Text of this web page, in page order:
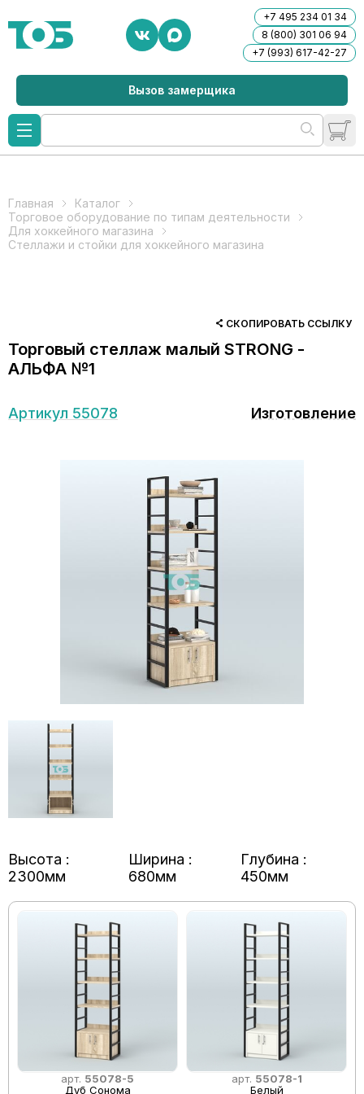
+7 495 234 01 34
8 (800) 301 06 94
+7 (993) 617-42-27
Вызов замерщика
Главная
Каталог
Торговое оборудование по типам деятельности
Для хоккейного магазина
Стеллажи и стойки для хоккейного магазина
СКОПИРОВАТЬ ССЫЛКУ
Торговый стеллаж малый STRONG -
АЛЬФА №1
Артикул 55078 Изготовление
Высота :
2300мм
Ширина :
680мм
Глубина :
450мм
арт. 55078-5
Дуб Сонома
арт. 55078-1
Белый